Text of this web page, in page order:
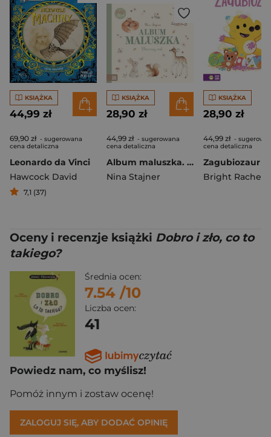
KSIĄŻKA
44,99 zł
69,90 zł - sugerowana
cena detaliczna
Leonardo da Vinci
Hawcock David
7,1 (37)
KSIĄŻKA
28,90 zł
44,99 zł - sugerowana
cena detaliczna
Album maluszka. Pierwszy rok. Baby love
Nina Stajner
KSIĄŻKA
28,90 zł
44,99 zł -
cena detaliczna
Zagubiozaur
Bright Rachel
Oceny i recenzje książki Dobro i zło, co to
takiego?
Średnia ocen:
7.54 /10
Liczba ocen:
41
Powiedz nam, co myślisz!
Pomóż innym i zostaw ocenę!
ZALOGUJ SIĘ, ABY DODAĆ OPINIĘ